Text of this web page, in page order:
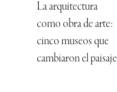
La arquitectura
como obra de arte:
cinco museos que
cambiaron el paisaje